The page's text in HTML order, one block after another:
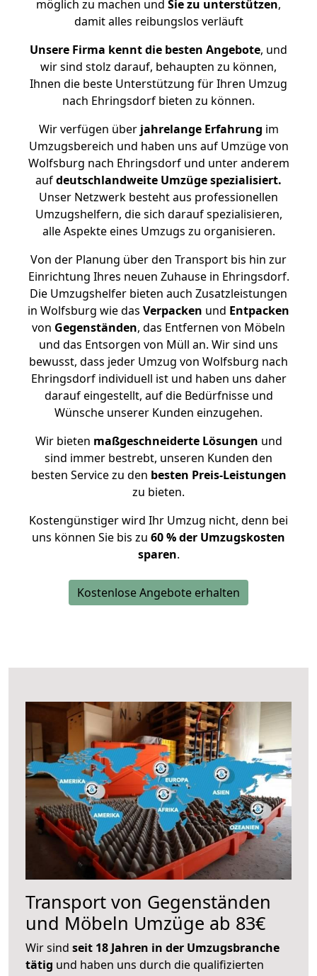
möglich zu machen und Sie zu unterstützen,
damit alles reibungslos verläuft
Unsere Firma kennt die besten Angebote, und
wir sind stolz darauf, behaupten zu können,
Ihnen die beste Unterstützung für Ihren Umzug
nach Ehringsdorf bieten zu können.
Wir verfügen überjahrelange Erfahrung im
Umzugsbereich und haben uns auf Umzüge von
Wolfsburg nach Ehringsdorf und unter anderem
aufdeutschlandweite Umzüge spezialisiert.
Unser Netzwerk besteht aus professionellen
Umzugshelfern, die sich darauf spezialisieren,
alle Aspekte eines Umzugs zu organisieren.
Von der Planung über den Transport bis hin zur
Einrichtung Ihres neuen Zuhause in Ehringsdorf.
Die Umzugshelfer bieten auch Zusatzleistungen
in Wolfsburg wie das Verpacken und Entpacken
von Gegenständen, das Entfernen von Möbeln
und das Entsorgen von Müll an. Wir sind uns
bewusst, dass jeder Umzug von Wolfsburg nach
Ehringsdorf individuell ist und haben uns daher
darauf eingestellt, auf die Bedürfnisse und
Wünsche unserer Kunden einzugehen.
Wir bieten maßgeschneiderte Lösungen und
sind immer bestrebt, unseren Kunden den
besten Service zu den besten Preis-Leistungen
zu bieten.
Kostengünstiger wird Ihr Umzug nicht, denn bei
uns können Sie bis zu 60 % der Umzugskosten
sparen.
Kostenlose Angebote erhalten
Transport von Gegenständen
und Möbeln Umzüge ab 83€
Wir sind seit 18 Jahren in der Umzugsbranche
tätig und haben uns durch die qualifizierten